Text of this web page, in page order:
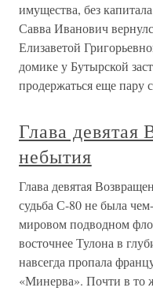
имущества, без
Савва Иванович
Елизаветой
домике у Бутырской
продержаться еще пару
Глава девятая
небытия
Глава девятая
судьба С-80 не была
мировом подводном
восточнее Тулона в
навсегда пропала
«Минерва». Почти в то